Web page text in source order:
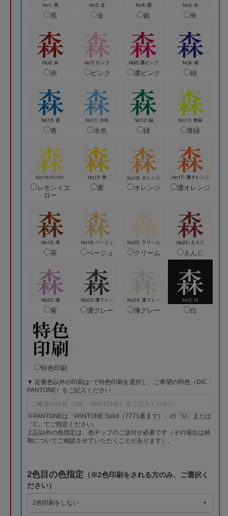
黒 金 銀 朱
赤 ピンク 濃ピンク 紺
青 水色 緑 黄緑
レモンイエ
ロー
黄 オレンジ 濃オレンジ
茶 ベージュ クリーム えんじ
紫 濃グレー 薄グレー 白
特色印刷
▼ 定番色以外の印刷は↑で特色印刷を選択し、ご希望の特色（DIC・
PANTONE）をご記入ください
※PANTONEは「PANTONE Solid（7771番まで）」の「U」または
「C」でご指定ください。
上記以外の色指定は、色チップのご送付が必要です（その場合は納
期についてご相談させていただくことがあります）。
2色目の色指定 （※2色印刷をされる方のみ、ご選択く
ださい）